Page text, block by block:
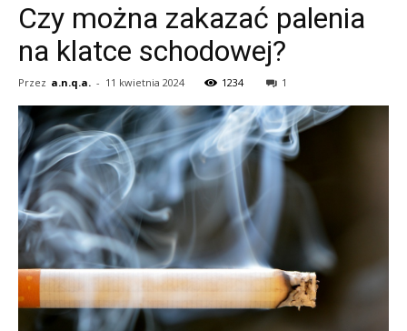
Czy można zakazać palenia
na klatce schodowej?
Przez a.n.q.a. - 11 kwietnia 2024 1234 1